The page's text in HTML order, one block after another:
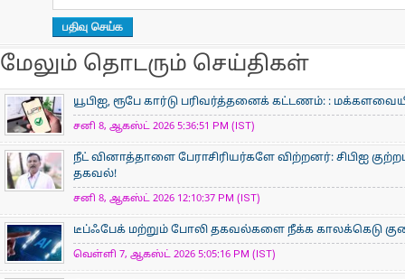
மேலும் தொடரும் செய்திகள்
யூபிஐ, ரூபே கார்டு பரிவர்த்தனைக் கட்டணம்: :
சனி 8, ஆகஸ்ட் 2026 5:36:51 PM (IST)
நீட் வினாத்தாளை பேராசிரியர்களே விற்றனர்: சிபிஐ
தகவல்!
சனி 8, ஆகஸ்ட் 2026 12:10:37 PM (IST)
டீப்ஃபேக் மற்றும் போலி தகவல்களை நீக்க காலக்கெடு
வெள்ளி 7, ஆகஸ்ட் 2026 5:05:16 PM (IST)